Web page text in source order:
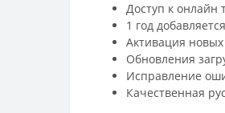
Доступ к онлайн
1 год
Активация
Обновления
Исправление
Качественная